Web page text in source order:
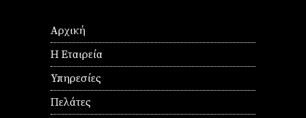
Αρχική
Η Εταιρεία
Υπηρεσίες
Πελάτες